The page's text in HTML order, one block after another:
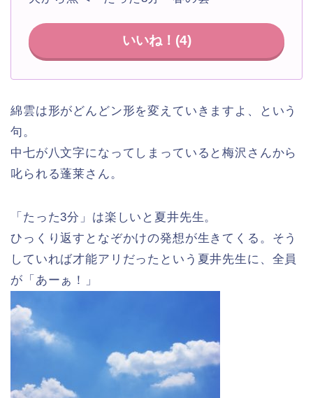
いいね！(4)
綿雲は形がどんどン形を変えていきますよ、という
句。
中七が八文字になってしまっていると梅沢さんから
叱られる蓬莱さん。
「たった3分」は楽しいと夏井先生。
ひっくり返すとなぞかけの発想が生きてくる。そう
していれば才能アリだったという夏井先生に、全員
が「あーぁ！」